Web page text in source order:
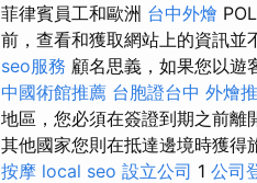
菲律賓員工和歐洲 台中外燴
前，查看和獲取網站上的資訊並
seo服務 顧名思義，如果您以遊
中國術館推薦 台胞證台中 外燴
地區，您必須在簽證到期之前離
其他國家您則在抵達邊境時獲得
按摩 local seo 設立公司 1 公司